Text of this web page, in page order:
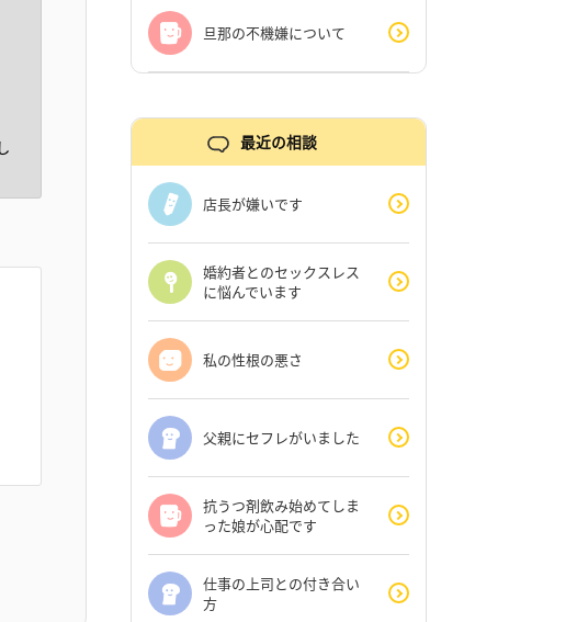
旦那の不機嫌について
最近の相談
店長が嫌いです
婚約者とのセックスレス
に悩んでいます
私の性根の悪さ
父親にセフレがいました
抗うつ剤飲み始めてしま
った娘が心配です
仕事の上司との付き合い
方